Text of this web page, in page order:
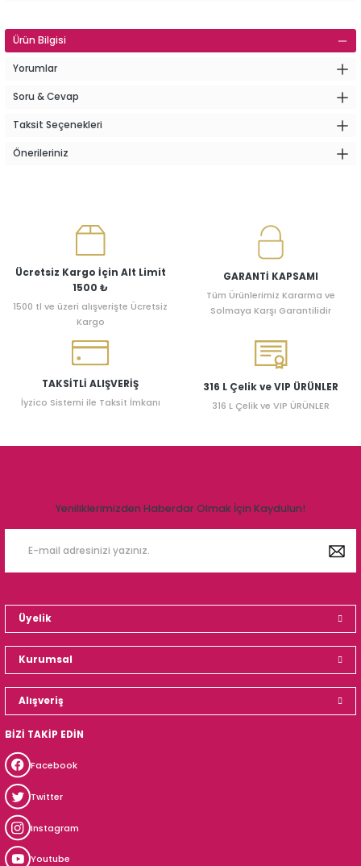
Ürün Bilgisi
Yorumlar
Soru & Cevap
Taksit Seçenekleri
Önerileriniz
Ücretsiz Kargo İçin Alt Limit
1500 ₺
1500 tl ve üzeri alışverişte Ücretsiz
Kargo
GARANTİ KAPSAMI
Tüm Ürünlerimiz Kararma ve
Solmaya Karşı Garantilidir
TAKSİTLİ ALIŞVERİŞ
İyzico Sistemi ile Taksit İmkanı
316 L Çelik ve VIP ÜRÜNLER
316 L Çelik ve VIP ÜRÜNLER
Yeniliklerimizden Haberdar Olmak İçin Kaydulun!
Üyelik
Kurumsal
Alışveriş
BİZİ TAKİP EDİN
Facebook
Twitter
Instagram
Youtube